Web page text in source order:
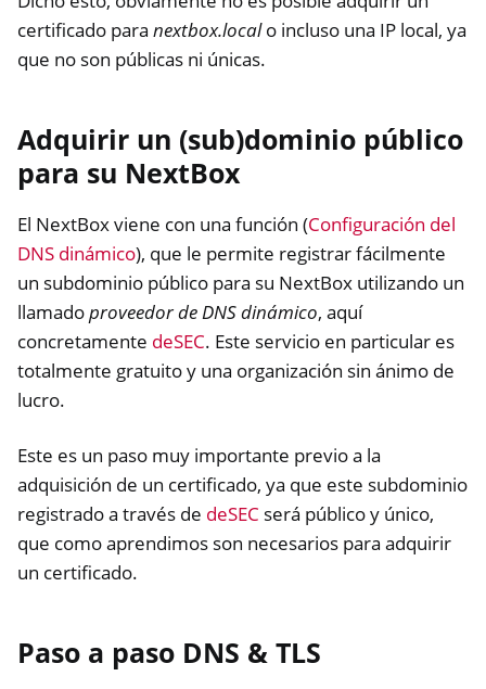
certificado para nextbox.localo incluso una IP local, ya
que no son públicas ni únicas.
Adquirir un (sub)dominio público
para su NextBox
El NextBox viene con una función (Configuración del
DNS dinámico), que le permite registrar fácilmente
un subdominio público para su NextBox utilizando un
llamadoproveedor de DNS dinámico, aquí
concretamente deSEC. Este servicio en particular es
totalmente gratuito y una organización sin ánimo de
lucro.
Este es un paso muy importante previo a la
adquisición de un certificado, ya que este subdominio
registrado a través de deSEC será público y único,
que como aprendimos son necesarios para adquirir
un certificado.
Paso a paso DNS & TLS